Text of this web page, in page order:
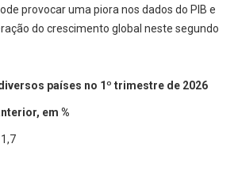
provocar uma piora nos dados do PIB e
do crescimento global neste segundo
países no 1º trimestre de 2026
em %